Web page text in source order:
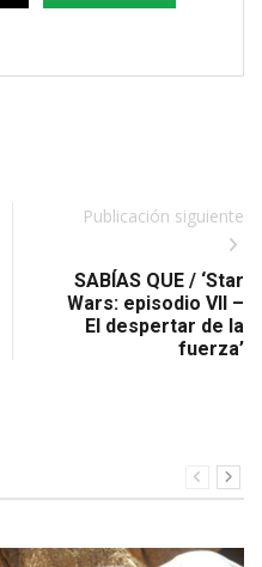
Publicación siguiente
SABÍAS QUE / ‘Star
Wars: episodio VII –
El despertar de la
fuerza’